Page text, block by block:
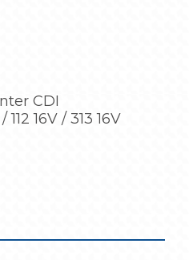
CDI
112 16V / 313 16V